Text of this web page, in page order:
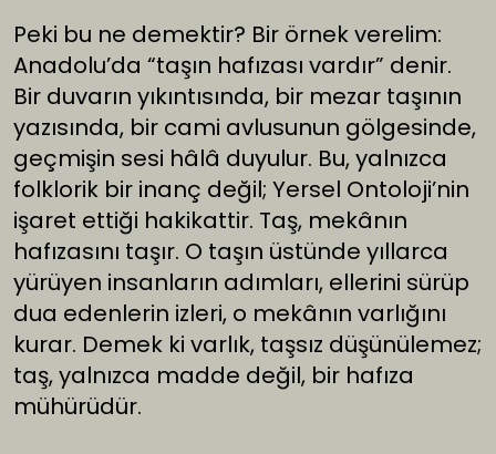
Peki bu ne demektir? Bir örnek verelim:
Anadolu’da “taşın hafızası vardır” denir.
Bir duvarın yıkıntısında, bir mezar taşının
yazısında, bir cami avlusunun gölgesinde,
geçmişin sesi hâlâ duyulur. Bu, yalnızca
folklorik bir inanç değil; Yersel Ontoloji’nin
işaret ettiği hakikattir. Taş, mekânın
hafızasını taşır. O taşın üstünde yıllarca
yürüyen insanların adımları, ellerini sürüp
dua edenlerin izleri, o mekânın varlığını
kurar. Demek ki varlık, taşsız düşünülemez;
taş, yalnızca madde değil, bir hafıza
mühürüdür.